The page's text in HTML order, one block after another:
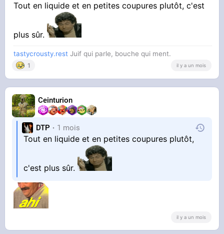
Tout en liquide et en petites coupures plutôt, c'est
plus sûr.
tastycrousty.rest Juif qui parle, bouche qui ment.
1 il y a un mois
Ceinturion
DTP 1 mois
Tout en liquide et en petites coupures plutôt,
c'est plus sûr.
il y a un mois